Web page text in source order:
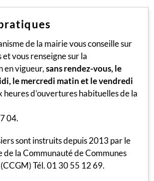
de la mairie vous conseille sur
vous renseigne sur la
en vigueur,sans rendez-vous, le
le mercredi matin et le vendredi
heures d’ouvertures habituelles de la
04.
sont instruits depuis 2013 par le
de la Communauté de Communes
Tél. 01 30 55 12 69.